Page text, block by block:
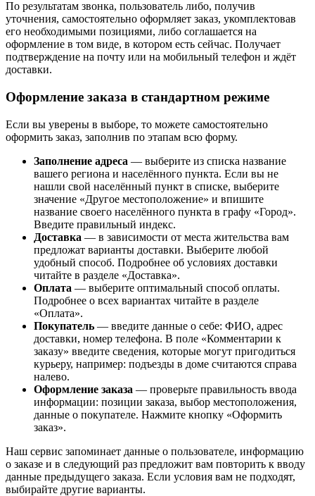
По результатам звонка, пользователь либо, получив
уточнения, самостоятельно оформляет заказ, укомплектовав
его необходимыми позициями, либо соглашается на
оформление в том виде, в котором есть сейчас. Получает
подтверждение на почту или на мобильный телефон и ждёт
доставки.
Оформление заказа в стандартном режиме
Если вы уверены в выборе, то можете самостоятельно
оформить заказ, заполнив по этапам всю форму.
Заполнение адреса — выберите из списка название
вашего региона и населённого пункта. Если вы не
нашли свой населённый пункт в списке, выберите
значение «Другое местоположение» и впишите
название своего населённого пункта в графу «Город».
Введите правильный индекс.
Доставка — в зависимости от места жительства вам
предложат варианты доставки. Выберите любой
удобный способ. Подробнее об условиях доставки
читайте в разделе «Доставка».
Оплата — выберите оптимальный способ оплаты.
Подробнее о всех вариантах читайте в разделе
«Оплата».
Покупатель — введите данные о себе: ФИО, адрес
доставки, номер телефона. В поле «Комментарии к
заказу» введите сведения, которые могут пригодиться
курьеру, например: подъезды в доме считаются справа
налево.
Оформление заказа — проверьте правильность ввода
информации: позиции заказа, выбор местоположения,
данные о покупателе. Нажмите кнопку «Оформить
заказ».
Наш сервис запоминает данные о пользователе, информацию
о заказе и в следующий раз предложит вам повторить к вводу
данные предыдущего заказа. Если условия вам не подходят,
выбирайте другие варианты.